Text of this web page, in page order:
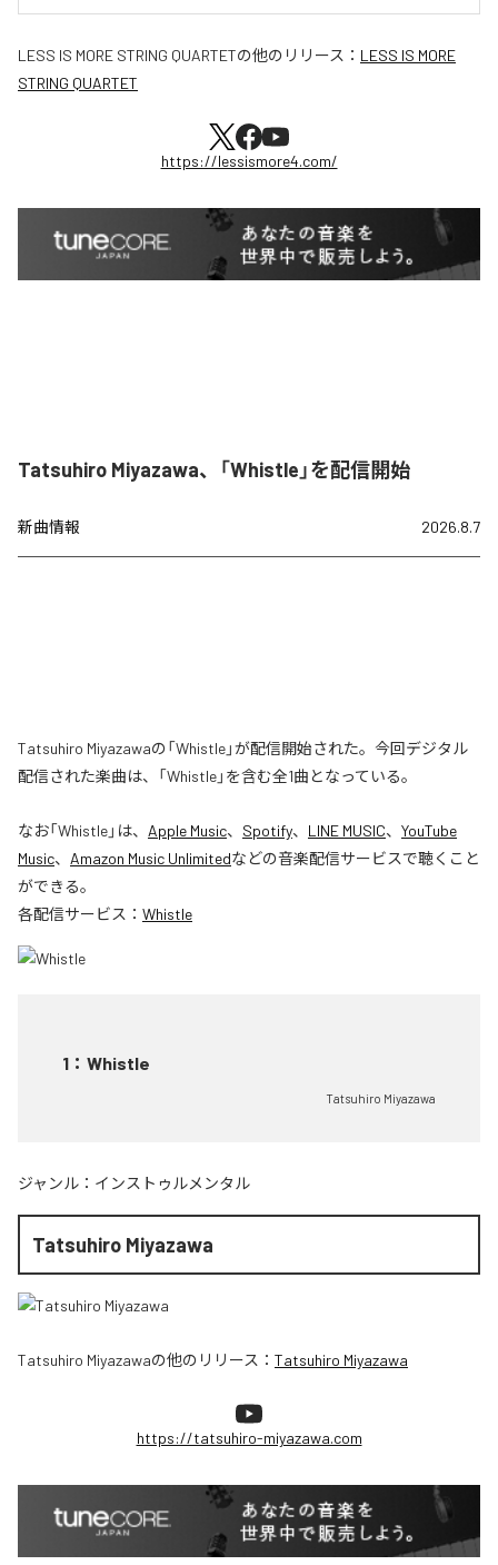
LESS IS MORE STRING QUARTETの他のリリース： LESS IS MORE
STRING QUARTET
https://lessismore4.com/
Tatsuhiro Miyazawa、「Whistle」を配信開始
新曲情報 2026.8.7
Tatsuhiro Miyazawaの「Whistle」が配信開始された。今回デジタル
配信された楽曲は、「Whistle」を含む全1曲となっている。
なお「Whistle」は、 Apple Music、 Spotify、 LINE MUSIC、 YouTube
Music、 Amazon Music Unlimitedなどの音楽配信サービスで聴くこと
ができる。
各配信サービス： Whistle
1 ： Whistle
Tatsuhiro Miyazawa
ジャンル： インストゥルメンタル
Tatsuhiro Miyazawa
Tatsuhiro Miyazawaの他のリリース： Tatsuhiro Miyazawa
https://tatsuhiro-miyazawa.com